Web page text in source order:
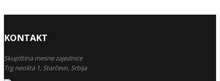
KONTAKT
Skupština mesne zajednice
Trg neolita 1, Starčevo, Srbija